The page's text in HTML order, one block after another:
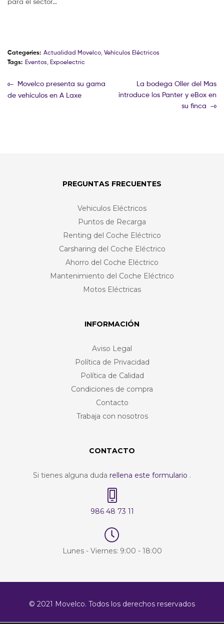
Categories: Actualidad Movelco, Vehículos Eléctricos
Tags: Eventos, Expoelectric
Movelco presenta su gama
de vehículos en A Laxe
La bodega Oller del Mas
introduce los Panter y eBox en
su finca
PREGUNTAS FRECUENTES
Vehiculos Eléctricos
Puntos de Recarga
Renting del Coche Eléctrico
Carsharing del Coche Eléctrico
Ahorro del Coche Eléctrico
Mantenimiento del Coche Eléctrico
Motos Eléctricas
INFORMACIÓN
Aviso Legal
Política de Privacidad
Política de Calidad
Condiciones de compra
Contacto
Trabaja con nosotros
CONTACTO
Si tienes alguna duda rellena este formulario .
986 48 73 11
Lunes - Viernes: 9:00 - 18:00
© 2021 Movelco. Todos los derechos reservados